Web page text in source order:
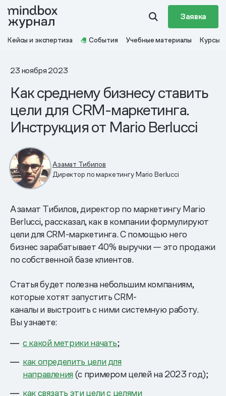
Заявка
Кейсы и экспертиза События Учебные материалы Курсы
23 ноября 2023
Как среднему бизнесу ставить
цели для CRM-маркетинга.
Инструкция от Mario Berlucci
Азамат Тибилов
Директор по маркетингу Mario Berlucci
Азамат Тибилов, директор по маркетингу Mario
Berlucci, рассказал, как в компании формулируют
цели для CRM-маркетинга. С помощью него
бизнес зарабатывает 40% выручки — это продажи
по собственной базе клиентов.
Статья будет полезна небольшим компаниям,
которые хотят запустить CRM-
каналы и выстроить с ними системную работу.
Вы узнаете:
с какой метрики начать;
как определить цели для
направления(с примером целей на 2023 год);
как связать эти цели с целями